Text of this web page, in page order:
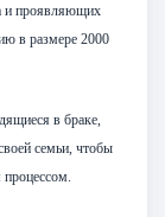
и проявляющих
в размере 2000
в браке,
семьи, чтобы